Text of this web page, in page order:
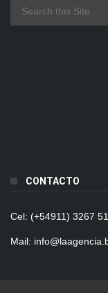
CONTACTO
Cel: (+54911) 3267
Mail: